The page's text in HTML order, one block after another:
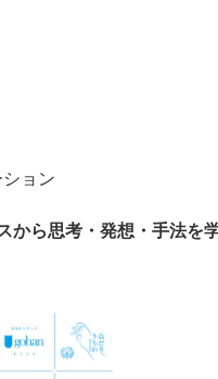
ョン
から思考・発想・手法